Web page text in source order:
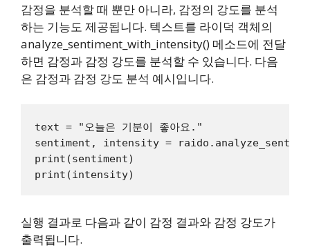
감정을 분석할 때 뿐만 아니라, 감정의 강도를 분석
하는 기능도 제공됩니다. 텍스트를 라이덕 객체의
analyze_sentiment_with_intensity() 메소드에 전달
하면 감정과 감정 강도를 분석할 수 있습니다. 다음
은 감정과 감정 강도 분석 예시입니다.
text = "오늘은 기분이 좋아요."
sentiment, intensity =
print(sentiment)
실행 결과로 다음과 같이 감정 결과와 감정 강도가
출력됩니다.